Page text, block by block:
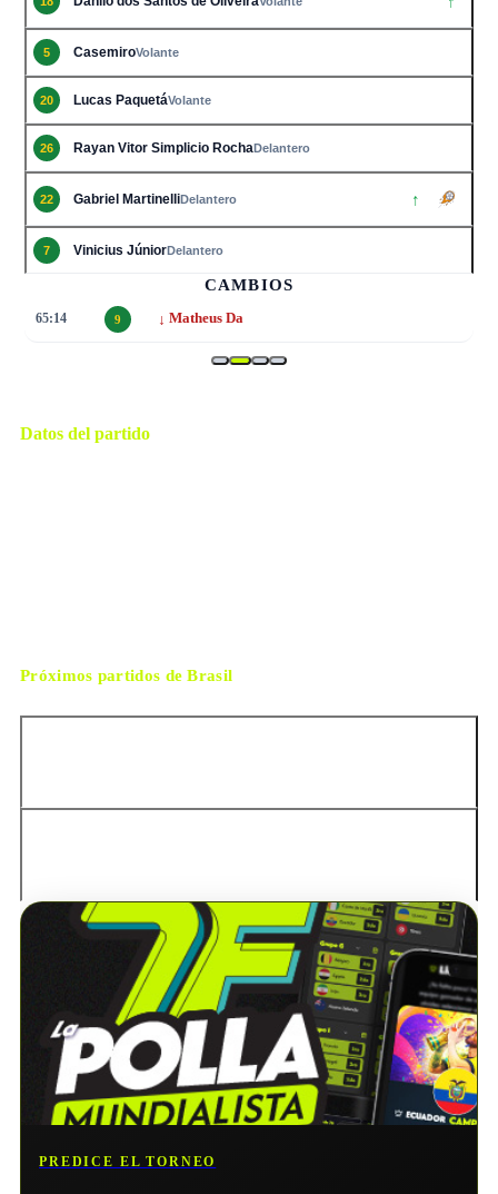
5 CasemiroVolante
20 Lucas PaquetáVolante
26 Rayan Vitor Simplicio RochaDelantero
22 Gabriel MartinelliDelantero ↑
7 Vinicius JúniorDelantero
CAMBIOS
65:14 9 ↓ Matheus Da
Datos del partido
Próximos partidos deBrasil
PREDICE EL TORNEO